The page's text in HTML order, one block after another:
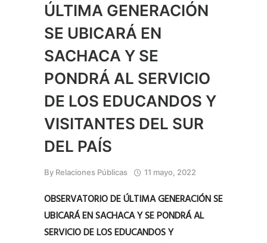
ÚLTIMA GENERACIÓN
SE UBICARÁ EN
SACHACA Y SE
PONDRÁ AL SERVICIO
DE LOS EDUCANDOS Y
VISITANTES DEL SUR
DEL PAÍS
By Relaciones Públicas 11 mayo, 2022
OBSERVATORIO DE ÚLTIMA GENERACIÓN SE
UBICARÁ EN SACHACA Y SE PONDRÁ AL
SERVICIO DE LOS EDUCANDOS Y